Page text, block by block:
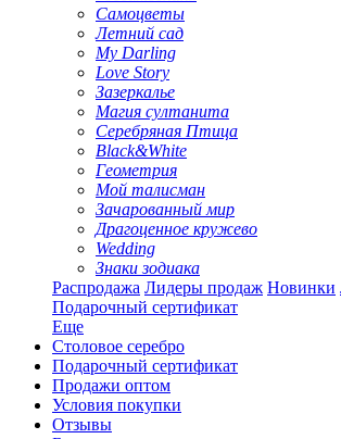
Самоцветы
Летний сад
My Darling
Love Story
Зазеркалье
Магия султанита
Серебряная Птица
Black&White
Геометрия
Мой талисман
Зачарованный мир
Драгоценное кружево
Wedding
Знаки зодиака
Распродажа Лидеры продаж Новинки
Подарочный сертификат
Еще
Столовое серебро
Подарочный сертификат
Продажи оптом
Условия покупки
Отзывы